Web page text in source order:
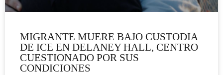
MIGRANTE MUERE BAJO CUSTODIA
DE ICE EN DELANEY HALL, CENTRO
CUESTIONADO POR SUS
CONDICIONES